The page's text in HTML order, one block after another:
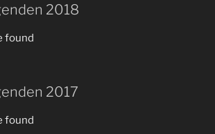
2018
found
2017
found